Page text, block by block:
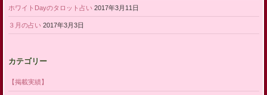
ホワイトDayのタロット占い 2017年3月11日
３月の占い 2017年3月3日
カテゴリー
【掲載実績】